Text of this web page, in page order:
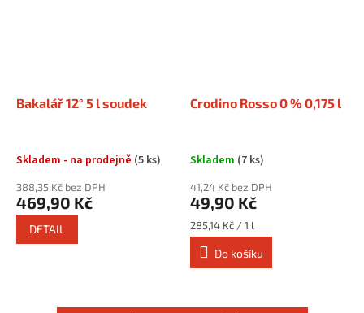
Bakalář 12° 5 l soudek
Skladem - na prodejně (5 ks)
388,35 Kč bez DPH
469,90 Kč
DETAIL
Crodino Rosso 0 % 0,175 l
Skladem (7 ks)
41,24 Kč bez DPH
49,90 Kč
Měrná
cena:
285,14 Kč / 1 l
Do košíku